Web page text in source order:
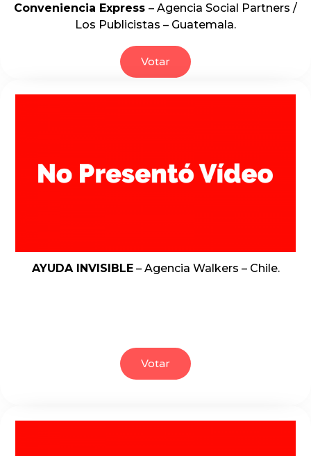
Conveniencia Express – Agencia Social Partners /
Los Publicistas – Guatemala.
Votar
AYUDA INVISIBLE– Agencia Walkers – Chile.
Votar